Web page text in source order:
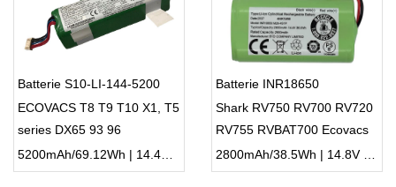
Batterie S10-LI-144-5200
ECOVACS T8 T9 T10 X1, T5
series DX65 93 96
5200mAh/69.12Wh | 14.4V | Li-ion ...
Batterie INR18650
Shark RV750 RV700 RV720
RV755 RVBAT700 Ecovacs
Deebot CEN360 CEN361
N79 DN622 T560H TAB-
2800mAh/38.5Wh | 14.8V | Li-ion ...